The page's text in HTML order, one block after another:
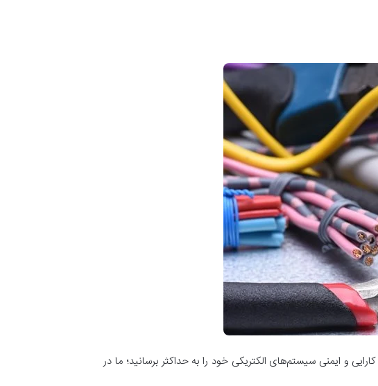
و ایمنی سیستم‌های الکتریکی خود را به حداکثر برسانید؛ ما در